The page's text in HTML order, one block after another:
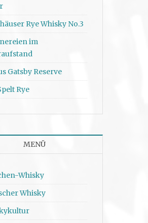
Rye Whisky No.3
im
Gatsby Reserve
Rye
MENÜ
Whisky
Whisky